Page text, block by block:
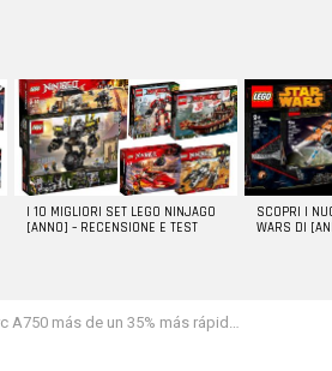
I 10 MIGLIORI SET LEGO NINJAGO
[ANNO] – RECENSIONE E TEST
SCOPRI I
WARS DI
de un 35% más rápido que el RTX 3060 en Ray Tracing con Embree API